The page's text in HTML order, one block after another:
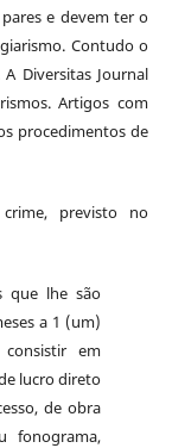
e devem ter o
Contudo o
Diversitas Journal
Artigos com
procedimentos de
previsto no
que lhe são
a 1 (um)
em
lucro direto
de obra
fonograma,